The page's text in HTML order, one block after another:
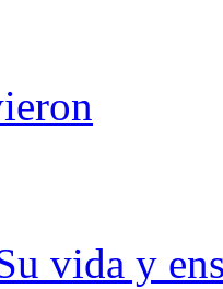
vida y